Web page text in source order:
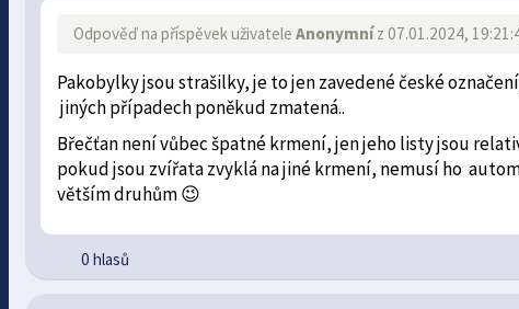
Odpověď na příspěvek uživateleAnonymníz 07.01.2024,
Pakobylky jsou strašilky, je to jen zavedené české
jiných případech poněkud zmatená..
Břečťan není vůbec špatné krmení, jen jeho listy jsou
pokud jsou zvířata zvyklá na jiné krmení, nemusí ho
větším druhům 😉
0 hlasů